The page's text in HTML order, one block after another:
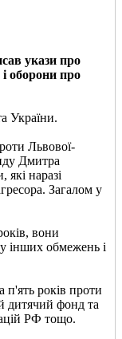
укази про
оборони про
України.
Львової-
Дмитра
наразі
Загалом у
вони
інших обмежень і
п'ять років проти
дитячий фонд та
РФ тощо.